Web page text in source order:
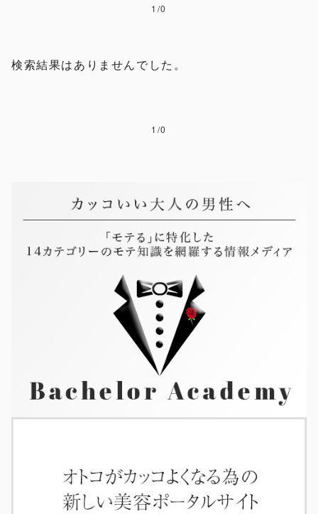
1/0
検索結果はありませんでした。
1/0